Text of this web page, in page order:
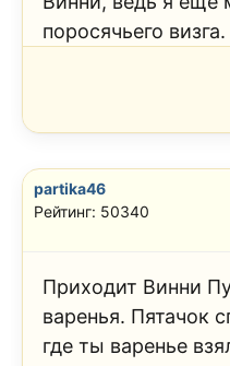
поросячьего визга.
partika46
Рейтинг: 50340
Приходит Винни
варенья. Пятачок
где ты варенье